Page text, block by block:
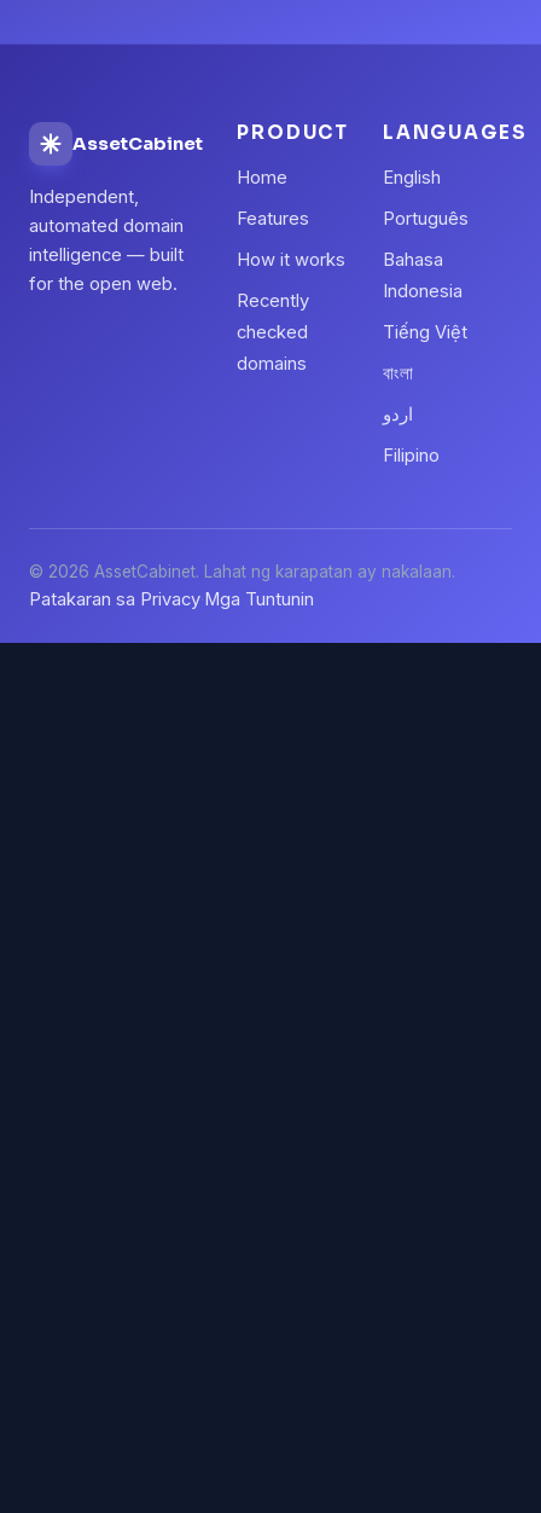
AssetCabinet
Independent,
automated domain
intelligence — built
for the open web.
PRODUCT
Home
Features
How it works
Recently
checked
domains
LANGUAGES
English
Português
Bahasa
Indonesia
Tiếng Việt
বাংলা
اردو
Filipino
© 2026 AssetCabinet. Lahat ng karapatan ay nakalaan.
Patakaran sa Privacy·Mga Tuntunin